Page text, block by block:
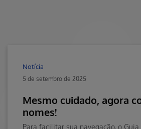
Notícia
5 de setembro de 2025
Mesmo cuidado, agora
nomes!